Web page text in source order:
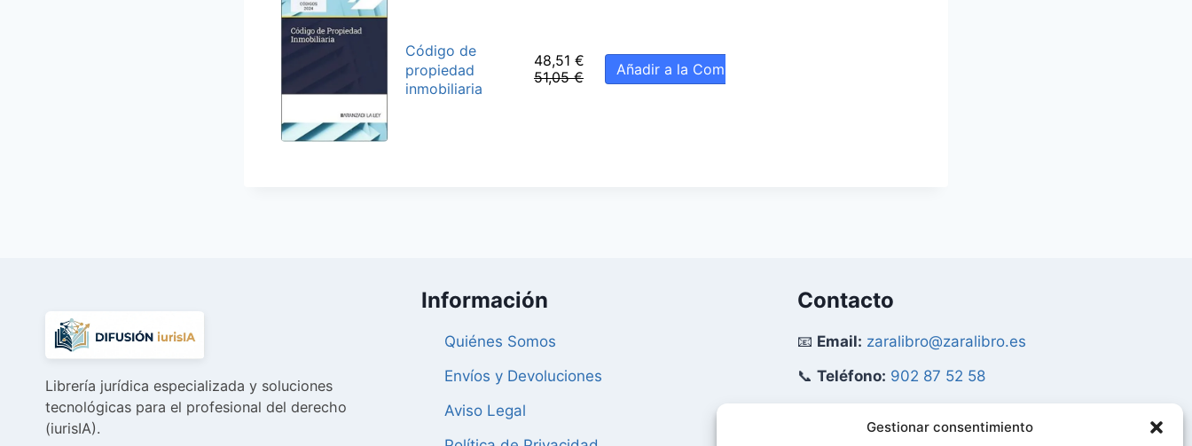
Gestionar consentimiento
Código de
propiedad
inmobiliaria
48,51 €
51,05 € Añadir a la Compra
Librería jurídica especializada y soluciones
tecnológicas para el profesional del derecho
(iurisIA).
Información
Quiénes Somos
Envíos y Devoluciones
Aviso Legal
Contacto
📧 Email: zaralibro@zaralibro.es
📞 Teléfono: 902 87 52 58
Mi Cuenta